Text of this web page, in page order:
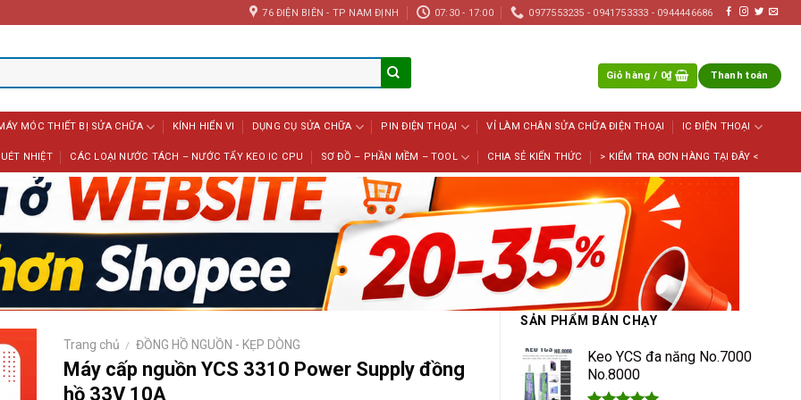
76 ĐIỆN BIÊN - TP NAM ĐỊNH 07:30 - 17:00 0977553235 - 0941753333 - 0944446686
Giỏ hàng / 0₫ Thanh toán
MÓC THIẾT BỊ SỬA CHỮA KÍNH HIỂN VI DỤNG CỤ SỬA CHỮA PIN ĐIỆN THOẠI VỈ LÀM CHÂN SỬA CHỮA ĐIỆN THOẠI IC ĐIỆN THOẠI
NHIỆT CÁC LOẠI NƯỚC TÁCH – NƯỚC TẨY KEO IC CPU SƠ ĐỒ – PHẦN MỀM – TOOL CHIA SẺ KIẾN THỨC > KIỂM TRA ĐƠN HÀNG TẠI ĐÂY <
SẢN PHẨM BÁN CHẠY
Keo YCS đa năng No.7000
No.8000
Trang chủ / ĐỒNG HỒ NGUỒN - KẸP DÒNG
Máy cấp nguồn YCS 3310 Power Supply đồng
hồ 33V 10A